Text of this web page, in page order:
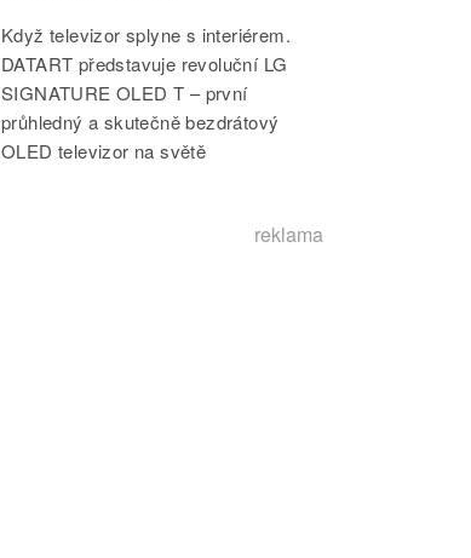
Když televizor splyne s interiérem.
DATART představuje revoluční LG
SIGNATURE OLED T – první
průhledný a skutečně bezdrátový
OLED televizor na světě
reklama